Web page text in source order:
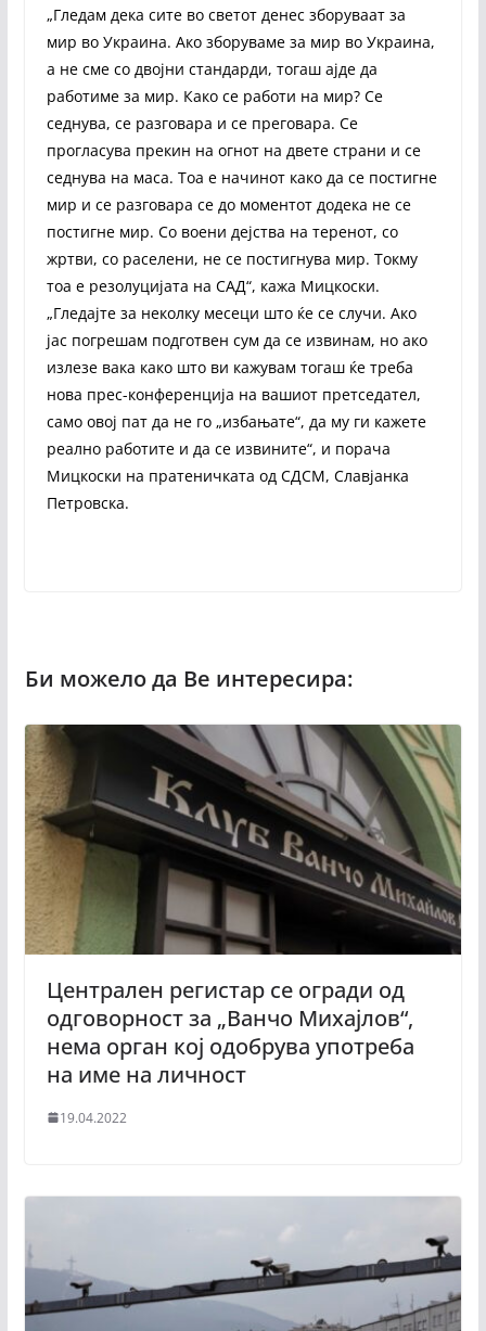
„Гледам дека сите во светот денес зборуваат за
мир во Украина. Ако зборуваме за мир во Украина,
а не сме со двојни стандарди, тогаш ајде да
работиме за мир. Како се работи на мир? Се
седнува, се разговара и се преговара. Се
прогласува прекин на огнот на двете страни и се
седнува на маса. Тоа е начинот како да се постигне
мир и се разговара се до моментот додека не се
постигне мир. Со воени дејства на теренот, со
жртви, со раселени, не се постигнува мир. Токму
тоа е резолуцијата на САД“, кажа Мицкоски.
„Гледајте за неколку месеци што ќе се случи. Ако
јас погрешам подготвен сум да се извинам, но ако
излезе вака како што ви кажувам тогаш ќе треба
нова прес-конференција на вашиот претседател,
само овој пат да не го „избањате“, да му ги кажете
реално работите и да се извините“, и порача
Мицкоски на пратеничката од СДСМ, Славјанка
Петровска.
Централен регистар се огради од
одговорност за „Ванчо Михајлов“,
нема орган кој одобрува употреба
на име на личност
19.04.2022